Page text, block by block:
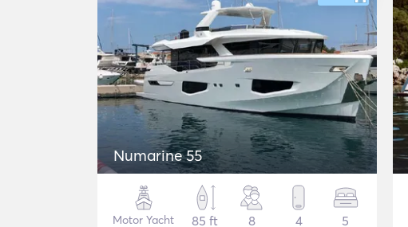
Numarine 55
Motor Yacht
85 ft
8 4 5